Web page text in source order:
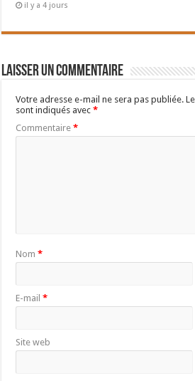
il y a 4 jours
Laisser un commentaire
Votre adresse e-mail ne sera pas publiée.
sont indiqués avec*
Commentaire*
Nom*
E-mail*
Site web